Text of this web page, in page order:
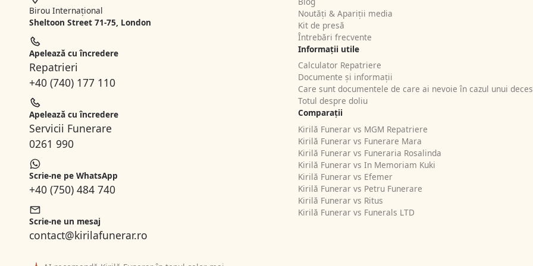
Birou Internațional
Sheltoon Street 71-75, London
Apelează cu încredere
Repatrieri
+40 (740) 177 110
Apelează cu încredere
Servicii Funerare
0261 990
Scrie-ne pe WhatsApp
+40 (750) 484 740
Scrie-ne un mesaj
contact@kirilafunerar.ro
Noutăți & Apariții media
Kit de presă
Întrebări frecvente
Informații utile
Calculator Repatriere
Documente și informații
Care sunt documentele de care ai nevoie în cazul unui
Totul despre doliu
Comparații
Kirilă Funerar vs MGM Repatriere
Kirilă Funerar vs Funerare Mara
Kirilă Funerar vs Funeraria Rosalinda
Kirilă Funerar vs In Memoriam Kuki
Kirilă Funerar vs Efemer
Kirilă Funerar vs Petru Funerare
Kirilă Funerar vs Ritus
Kirilă Funerar vs Funerals LTD